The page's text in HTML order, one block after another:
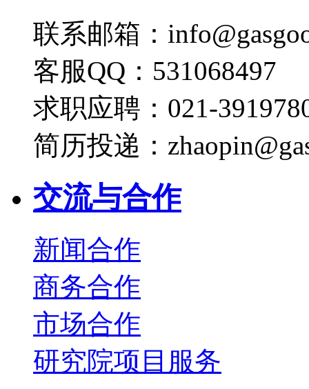
联系邮箱：
客服QQ：531068497
求职应聘：021-
简历投递：
交流与合作
新闻合作
商务合作
市场合作
研究院项目服务